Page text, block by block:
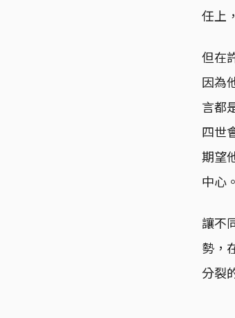
任上
但在
因為
言都
四世
期望
中心。
讓不
勢，
分裂